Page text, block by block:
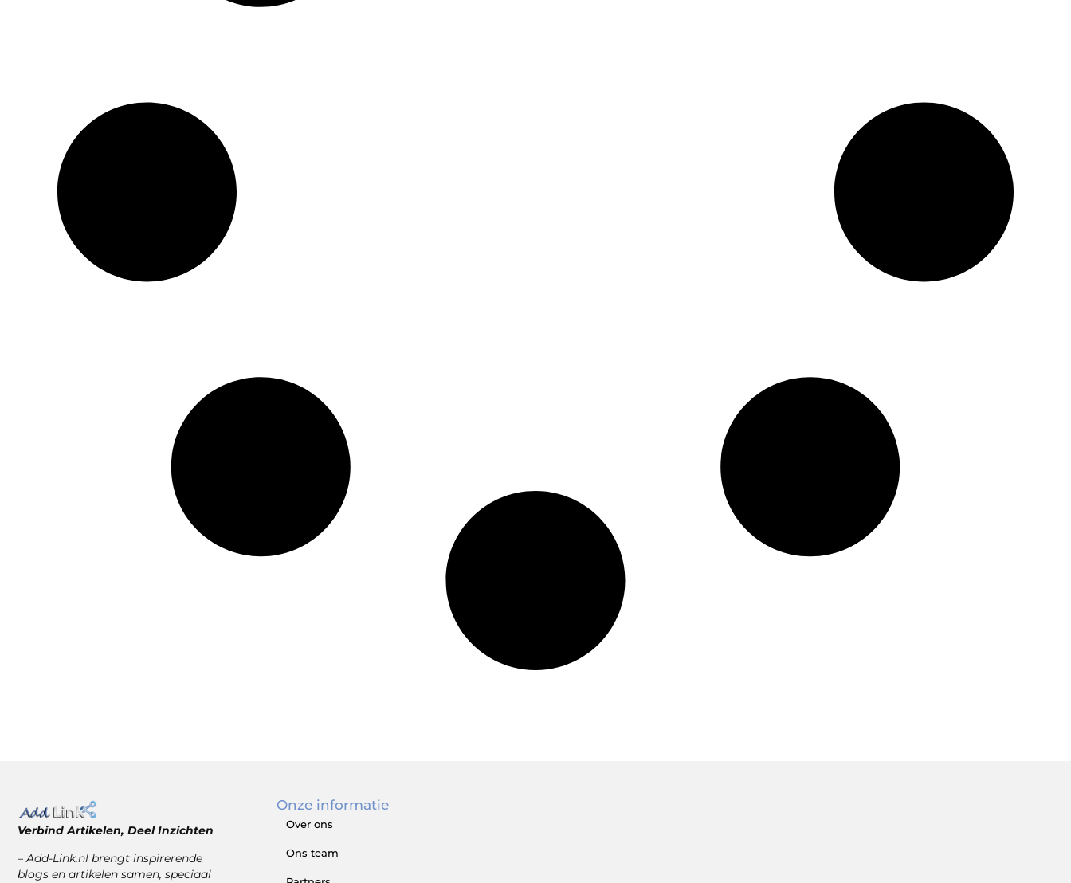
Verbind Artikelen, Deel Inzichten
– Add-Link.nl brengt inspirerende
blogs en artikelen samen, speciaal
Onze informatie
Over ons
Ons team